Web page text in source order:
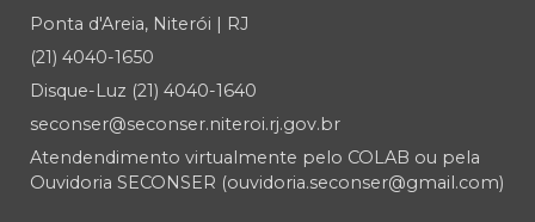
Ponta d'Areia, Niterói | RJ
(21) 4040-1650
Disque-Luz (21) 4040-1640
seconser@seconser.niteroi.rj.gov.br
Atendendimento virtualmente pelo COLAB ou pela
Ouvidoria SECONSER (ouvidoria.seconser@gmail.com)